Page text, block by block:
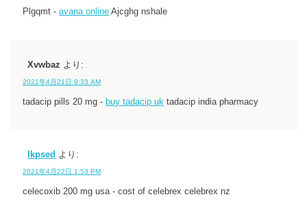
Plgqmt -avana online Ajcghg nshale
Xvwbaz より:
2021年4月21日 9:33 AM
tadacip pills 20 mg - buy tadacip uk tadacip india pharmacy
Ikpsed より:
2021年4月22日 1:53 PM
celecoxib 200 mg usa - cost of celebrex celebrex nz